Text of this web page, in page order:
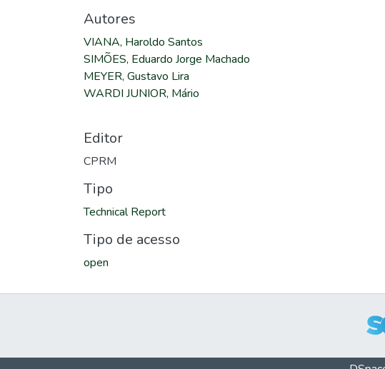
Autores
VIANA, Haroldo Santos
SIMÕES, Eduardo Jorge Machado
MEYER, Gustavo Lira
WARDI JUNIOR, Mário
Editor
CPRM
Tipo
Technical Report
Tipo de acesso
open